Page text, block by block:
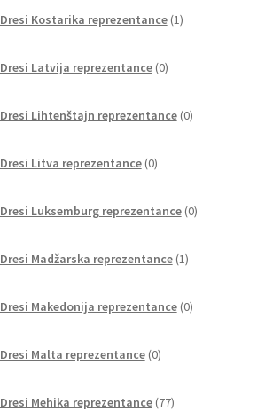
Dresi Kostarika reprezentance 1izdelek
Dresi Latvija reprezentance 0izdelkov
Dresi Lihtenštajn reprezentance 0izdelkov
Dresi Litva reprezentance 0izdelkov
Dresi Luksemburg reprezentance 0izdelkov
Dresi Madžarska reprezentance 1izdelek
Dresi Makedonija reprezentance 0izdelkov
Dresi Malta reprezentance 0izdelkov
Dresi Mehika reprezentance 77izdelkov